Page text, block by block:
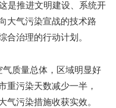
是推进文明建设、系统开
大气污染宣战的技术路
合治理的行动计划。
气质量总体，区域明显好
重污染天数减少一半，
气污染措施收获实效。